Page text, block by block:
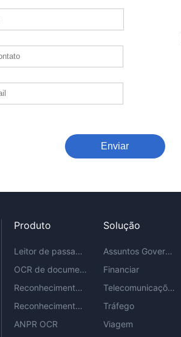
Enviar
Produto
Leitor de passaportes
OCR de documento de identidade
Reconhecimento de texto OCR
Reconhecimento de faturas OCR
ANPR OCR
Solução
Assuntos Governamentais
Financiar
Telecomunicações
Tráfego
Viagem